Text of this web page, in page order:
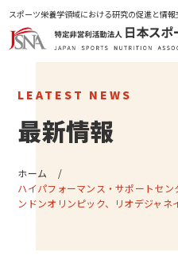
スポーツ栄養学領域における研究の促進と情
LEATEST NEWS
最新情報
ホーム
ハイパフォーマンス・サポートセ
ンドンオリンピック、リオデジャ